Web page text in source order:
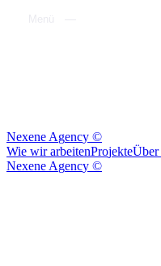
Nexene Agency ©
Wie wir arbeitenProjekteÜber
Nexene Agency ©